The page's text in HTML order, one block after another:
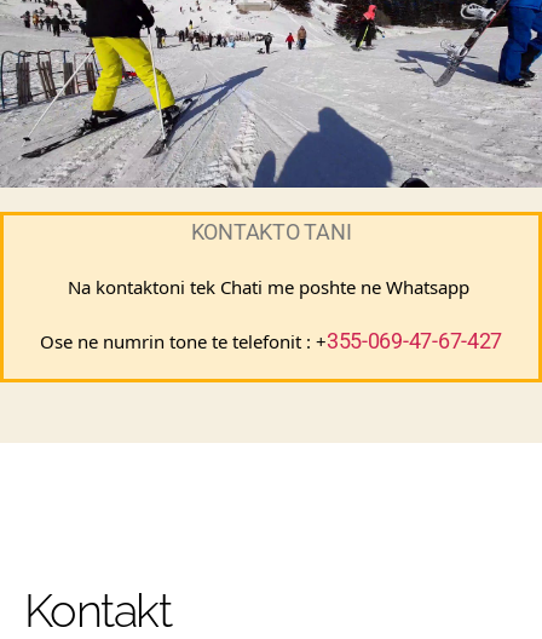
KONTAKTO TANI
Na kontaktoni tek Chati me poshte ne Whatsapp
Ose ne numrin tone te telefonit : +355-069-47-67-427
Kontakt